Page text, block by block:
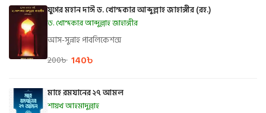
যুগের মহান দাঈ ড. খোন্দকার আব্দুল্লাহ জাহাঙ্গীর (রহ.)
ড. খোন্দকার আব্দুল্লাহ জাহাঙ্গীর
আস-সুন্নাহ পাবলিকেশন্স
200৳ 140৳
মাহে রমযানের ২৭ আমল
শায়খ আহমাদুল্লাহ